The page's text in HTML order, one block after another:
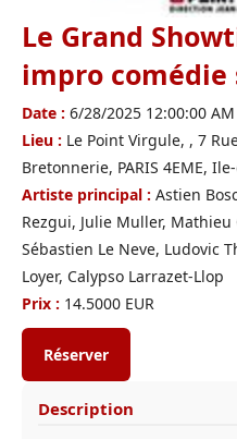
Le Grand
impro comédie
Date : 6/28/2025 12:00:00 AM
Lieu : Le Point Virgule, , 7
Bretonnerie, PARIS 4EME,
Artiste principal : Astien
Rezgui, Julie Muller,
Sébastien Le Neve, Ludovic
Loyer, Calypso Larrazet-Llop
Prix : 14.5000 EUR
Réserver
Description